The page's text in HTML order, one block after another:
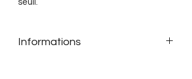
seuil.
Informations